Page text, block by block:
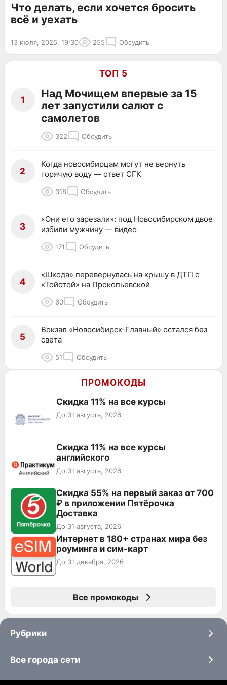
Что делать, если хочется бросить
всё и уехать
13 июля, 2025, 19:30 255 Обсудить
ТОП 5
1
Над Мочищем впервые за 15
лет запустили салют с
самолетов
322 Обсудить
2
Когда новосибирцам могут не вернуть
горячую воду — ответ СГК
318 Обсудить
3
«Они его зарезали»: под Новосибирском двое
избили мужчину — видео
171 Обсудить
4
«Шкода» перевернулась на крышу в ДТП с
«Тойотой» на Прокопьевской
60 Обсудить
5
Вокзал «Новосибирск-Главный» остался без
света
51 Обсудить
ПРОМОКОДЫ
Скидка 11% на все курсы
До 31 августа, 2026
Скидка 11% на все курсы
английского
До 31 августа, 2026
Скидка 55% на первый заказ от 700
₽ в приложении Пятёрочка
Доставка
До 31 августа, 2026
Интернет в 180+ странах мира без
роуминга и сим-карт
До 31 декабря, 2026
Все промокоды
Рубрики
Все города сети